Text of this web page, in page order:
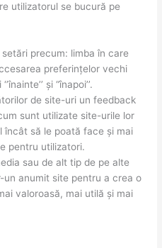
utilizatorul se bucură pe
precum: limba în care
preferințelor vechi
și “înapoi’’.
de site-uri un feedback
sunt utilizate site-urile lor
să le poată face și mai
pentru utilizatori.
sau de alt tip de pe alte
anumit site pentru a crea o
valoroasă, mai utilă și mai